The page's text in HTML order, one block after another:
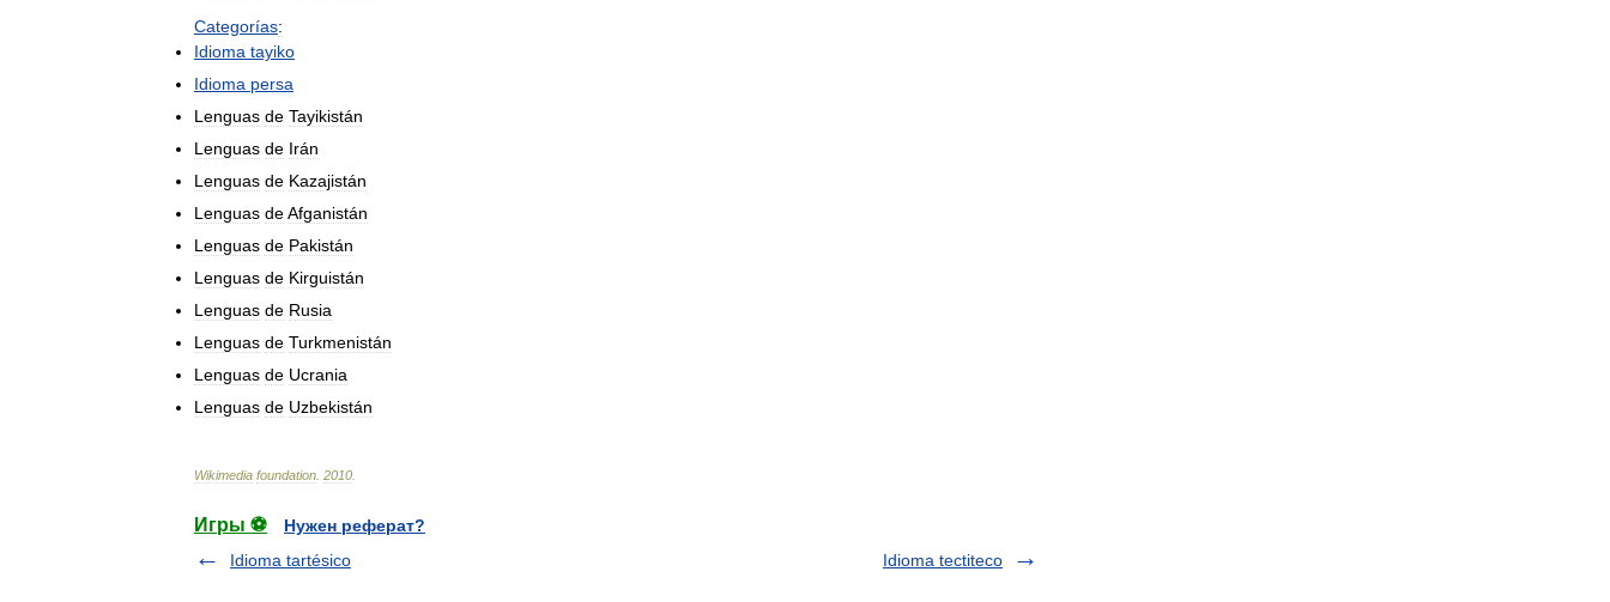
Categorías:
Idioma tayiko
Idioma persa
Lenguas de Tayikistán
Lenguas de Irán
Lenguas de Kazajistán
Lenguas deAfganistán
Lenguas de Pakistán
Lenguas de Kirguistán
Lenguas de Rusia
Lenguas de Turkmenistán
Lenguas de Ucrania
Lenguas de Uzbekistán
Wikimedia foundation 2010
Игры ⚽
Нужен реферат?
Idioma tartésico
Idioma tectiteco